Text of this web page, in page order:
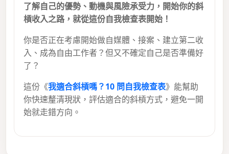
了解自己的優勢、動機與風險承受力，開始你的斜
槓收入之路，就從這份自我檢查表開始！
你是否正在考慮開始做自媒體、接案、建立第二收
入、成為自由工作者？但又不確定自己是否準備好
了？
這份《我適合斜槓嗎？10 問自我檢查表》能幫助
你快速釐清現狀，評估適合的斜槓方式，避免一開
始就走錯方向。